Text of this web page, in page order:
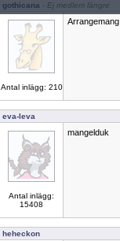
gothicana - Ej medlem längre
Antal inlägg: 210
Arrangemang
eva-leva
Antal inlägg:
15408
mangelduk
heheckon